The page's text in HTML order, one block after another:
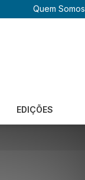
Quem Somos
EDIÇÕES